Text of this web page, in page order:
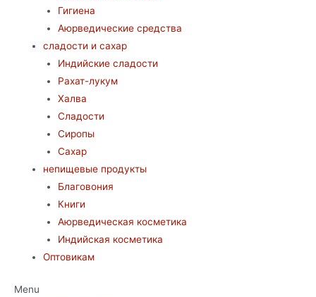
Гигиена
Аюрведические средства
сладости и сахар
Индийские сладости
Рахат-лукум
Халва
Сладости
Сиропы
Сахар
непищевые продукты
Благовония
Книги
Аюрведическая косметика
Индийская косметика
Оптовикам
Menu